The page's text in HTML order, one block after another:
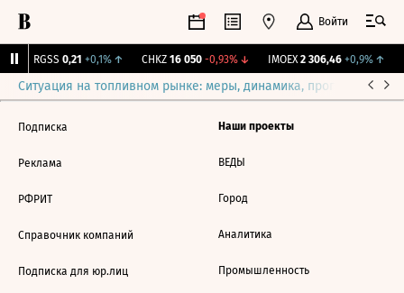
Войти
RGSS 0,21 +0,1%↑ CHKZ 16 050 -0,93%↓ IMOEX 2 306,46 +0,9%↑
Ситуация на топливном рынке: меры, динамика, прогнозы
Подписка
Реклама
РФРИТ
Справочник компаний
Подписка для юр.лиц
Наши проекты
ВЕДЫ
Город
Аналитика
Промышленность